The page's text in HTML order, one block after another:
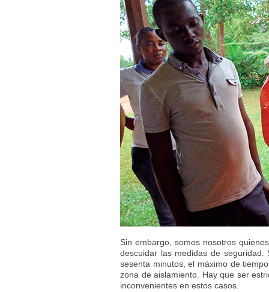
Sin embargo, somos nosotros
descuidar las medidas de
sesenta minutos, el máximo de
zona de aislamiento. Hay que ser
inconvenientes en estos casos.